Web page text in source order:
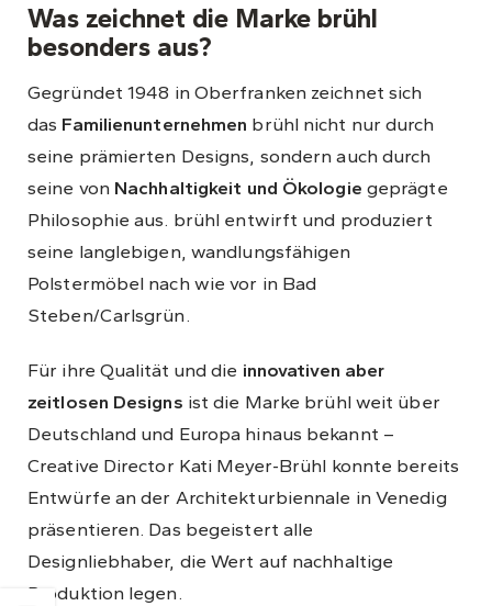
Was zeichnet die Marke brühl
besonders aus?
Gegründet 1948 in Oberfranken zeichnet sich
das Familienunternehmen brühl nicht nur durch
seine prämierten Designs, sondern auch durch
seine von Nachhaltigkeit und Ökologie geprägte
Philosophie aus. brühl entwirft und produziert
seine langlebigen, wandlungsfähigen
Polstermöbel nach wie vor in Bad
Steben/Carlsgrün.
Für ihre Qualität und die innovativen aber
zeitlosen Designs ist die Marke brühl weit über
Deutschland und Europa hinaus bekannt –
Creative Director Kati Meyer-Brühl konnte bereits
Entwürfe an der Architekturbiennale in Venedig
präsentieren. Das begeistert alle
Designliebhaber, die Wert auf nachhaltige
Produktion legen.